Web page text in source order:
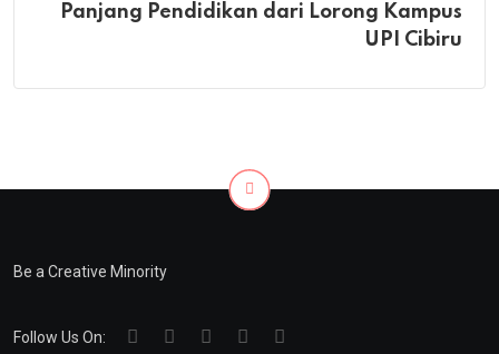
Panjang Pendidikan dari Lorong Kampus
UPI Cibiru
Be a Creative Minority
Follow Us On: